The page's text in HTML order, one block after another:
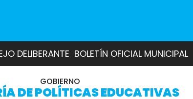
DELIBERANTE BOLETÍN OFICIAL MUNICIPAL
GOBIERNO
DE POLÍTICAS EDUCATIVAS